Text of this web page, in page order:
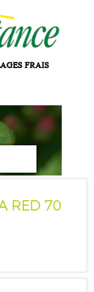
FRAIS
RED 70